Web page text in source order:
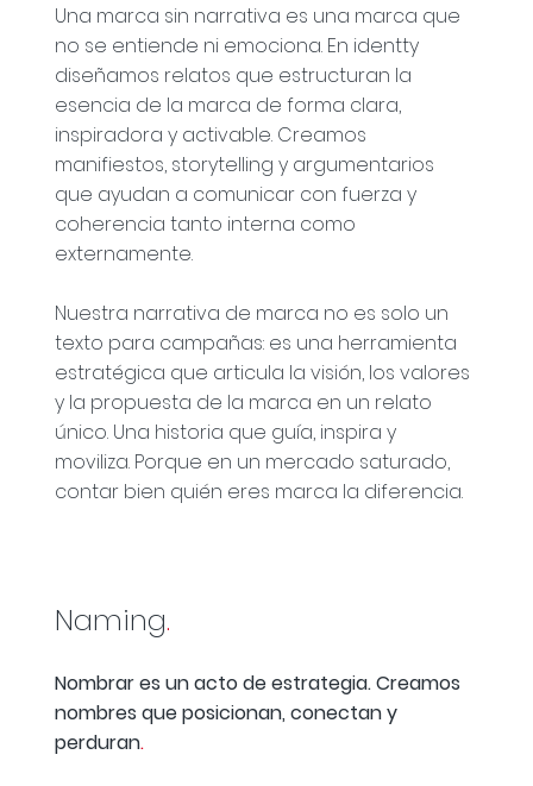
Una marca sin narrativa es una marca que
no se entiende ni emociona. En identty
diseñamos relatos que estructuran la
esencia de la marca de forma clara,
inspiradora y activable. Creamos
manifiestos, storytelling y argumentarios
que ayudan a comunicar con fuerza y
coherencia tanto interna como
externamente.
Nuestra narrativa de marca no es solo un
texto para campañas: es una herramienta
estratégica que articula la visión, los valores
y la propuesta de la marca en un relato
único. Una historia que guía, inspira y
moviliza. Porque en un mercado saturado,
contar bien quién eres marca la diferencia.
Naming.
Nombrar es un acto de estrategia. Creamos
nombres que posicionan, conectan y
perduran.